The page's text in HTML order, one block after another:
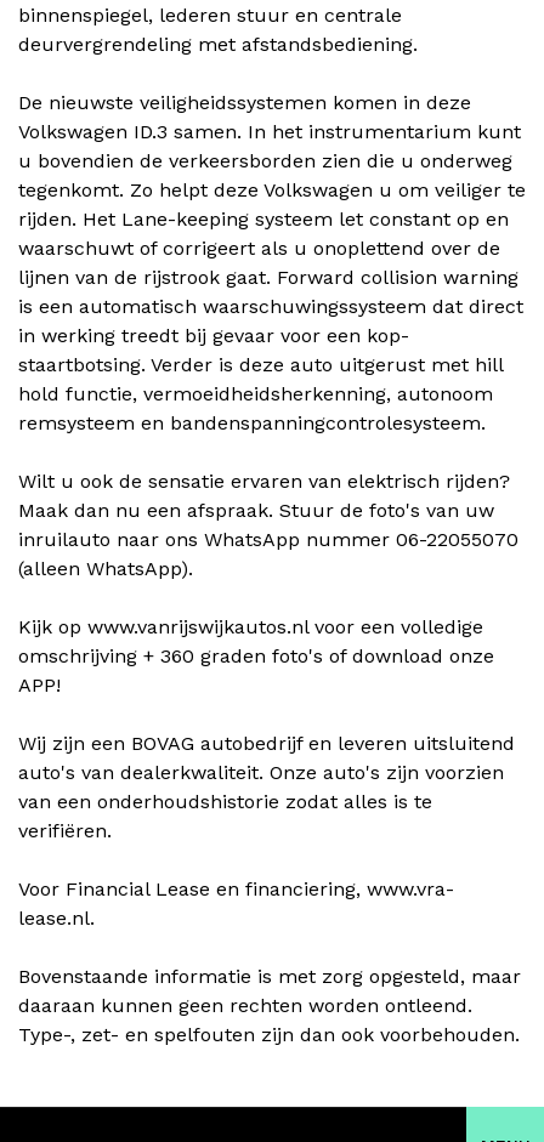
binnenspiegel, lederen stuur en centrale
deurvergrendeling met afstandsbediening.
De nieuwste veiligheidssystemen komen in deze
Volkswagen ID.3 samen. In het instrumentarium kunt
u bovendien de verkeersborden zien die u onderweg
tegenkomt. Zo helpt deze Volkswagen u om veiliger te
rijden. Het Lane-keeping systeem let constant op en
waarschuwt of corrigeert als u onoplettend over de
lijnen van de rijstrook gaat. Forward collision warning
is een automatisch waarschuwingssysteem dat direct
in werking treedt bij gevaar voor een kop-
staartbotsing. Verder is deze auto uitgerust met hill
hold functie, vermoeidheidsherkenning, autonoom
remsysteem en bandenspanningcontrolesysteem.
Wilt u ook de sensatie ervaren van elektrisch rijden?
Maak dan nu een afspraak. Stuur de foto's van uw
inruilauto naar ons WhatsApp nummer 06-22055070
(alleen WhatsApp).
Kijk op www.vanrijswijkautos.nl voor een volledige
omschrijving + 360 graden foto's of download onze
APP!
Wij zijn een BOVAG autobedrijf en leveren uitsluitend
auto's van dealerkwaliteit. Onze auto's zijn voorzien
van een onderhoudshistorie zodat alles is te
verifiëren.
Voor Financial Lease en financiering, www.vra-
lease.nl.
Bovenstaande informatie is met zorg opgesteld, maar
daaraan kunnen geen rechten worden ontleend.
Type-, zet- en spelfouten zijn dan ook voorbehouden.